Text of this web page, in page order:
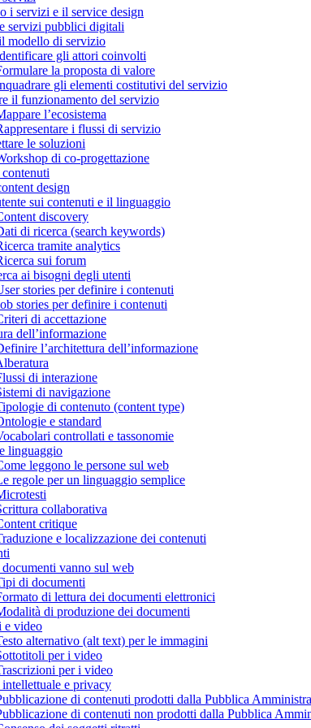
i servizi e il service design
servizi pubblici digitali
modello di servizio
gli attori coinvolti
la proposta di valore
gli elementi costitutivi del servizio
il funzionamento del servizio
l’ecosistema
i flussi di servizio
le soluzioni
di co-progettazione
design
sui contenuti e il linguaggio
discovery
di ricerca (search keywords)
tramite analytics
sui forum
ai bisogni degli utenti
stories per definire i contenuti
stories per definire i contenuti
di accettazione
dell’informazione
l’architettura dell’informazione
di interazione
di navigazione
di contenuto (content type)
e standard
controllati e tassonomie
linguaggio
leggono le persone sul web
regole per un linguaggio semplice
collaborativa
critique
e localizzazione dei contenuti
vanno sul web
di documenti
di lettura dei documenti elettronici
di produzione dei documenti
e video
alternativo (alt text) per le immagini
per i video
per i video
e privacy
di contenuti prodotti dalla Pubblica
di contenuti non prodotti dalla Pubblica